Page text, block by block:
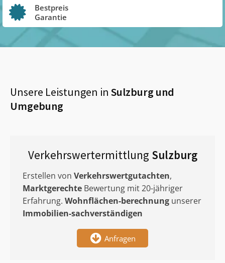
Bestpreis
Garantie
Unsere Leistungen in Sulzburg und
Umgebung
Verkehrswertermittlung Sulzburg
Erstellen von Verkehrswertgutachten,
Marktgerechte Bewertung mit 20-jähriger
Erfahrung. Wohnflächen-berechnung unserer
Immobilien-sachverständigen
Anfragen